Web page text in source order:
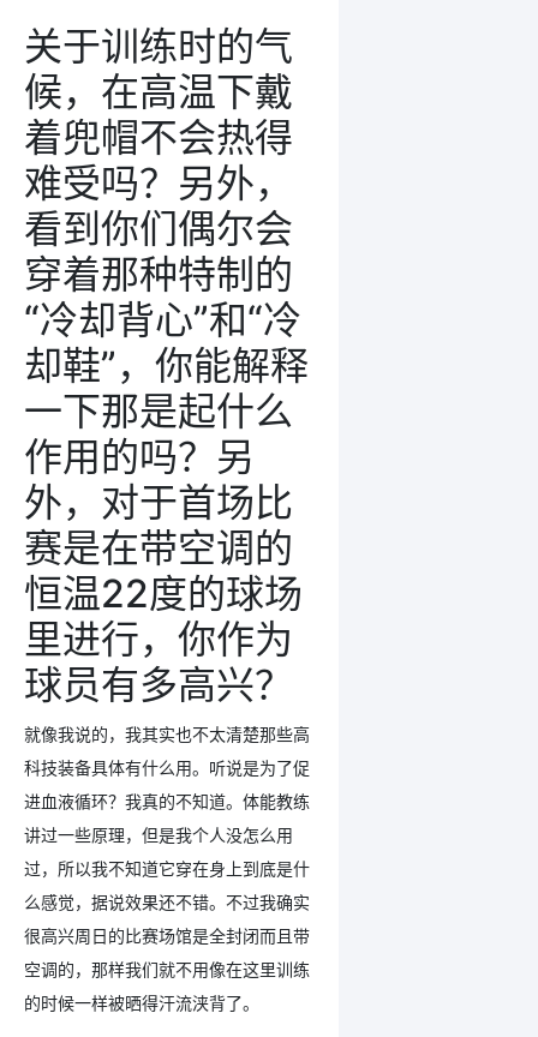
关于训练时的气
候，在高温下戴
着兜帽不会热得
难受吗？另外，
看到你们偶尔会
穿着那种特制的
“冷却背心”和“冷
却鞋”，你能解释
一下那是起什么
作用的吗？另
外，对于首场比
赛是在带空调的
恒温22度的球场
里进行，你作为
球员有多高兴？
就像我说的，我其实也不太清楚那些高
科技装备具体有什么用。听说是为了促
进血液循环？我真的不知道。体能教练
讲过一些原理，但是我个人没怎么用
过，所以我不知道它穿在身上到底是什
么感觉，据说效果还不错。不过我确实
很高兴周日的比赛场馆是全封闭而且带
空调的，那样我们就不用像在这里训练
的时候一样被晒得汗流浃背了。